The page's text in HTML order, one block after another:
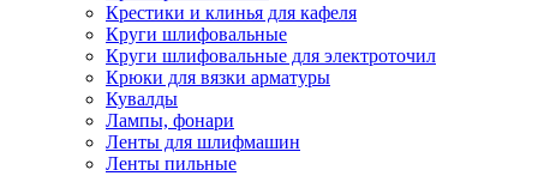
Крестики и клинья для кафеля
Круги шлифовальные
Круги шлифовальные для электроточил
Крюки для вязки арматуры
Кувалды
Лампы, фонари
Ленты для шлифмашин
Ленты пильные